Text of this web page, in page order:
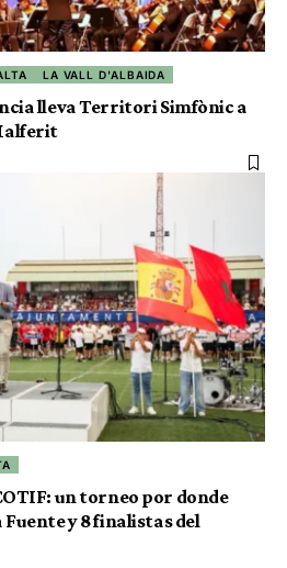
LA VALL D'ALBAIDA
lleva Territori Simfònic a
un torneo por donde
y 8 finalistas del